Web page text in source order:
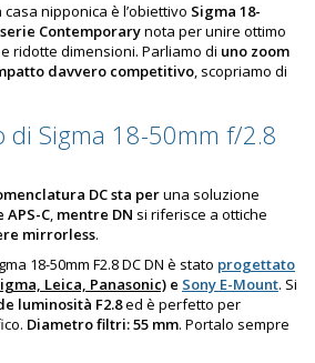
nipponica è l’obiettivo Sigma 18-
Contemporarynota per unire ottimo
ridotte dimensioni. Parliamo di uno zoom
davvero competitivo, scopriamo di
di Sigma 18-50mm f/2.8
DCsta peruna soluzione
C, mentre DN si riferisce a ottiche
mirrorless.
18-50mm F2.8 DC DN è stato progettato
Leica, Panasonic) e Sony E-Mount. Si
luminosità F2.8ed è perfetto per
Diametro filtri: 55 mm. Portalo sempre